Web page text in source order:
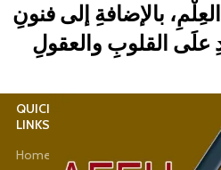
بالإضافةِ إلى فنونِ
QUICK
LINKS
Home